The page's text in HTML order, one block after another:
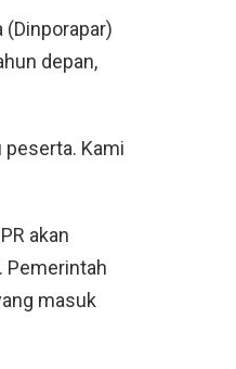
(Dinporapar)
depan,
Kami
akan
Pemerintah
masuk